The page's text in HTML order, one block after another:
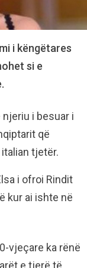
i këngëtares
si e
i besuar i
që
tjetër.
i ofroi Rindit
kur ai ishte në
vjeçare ka rënë
e tjerë të